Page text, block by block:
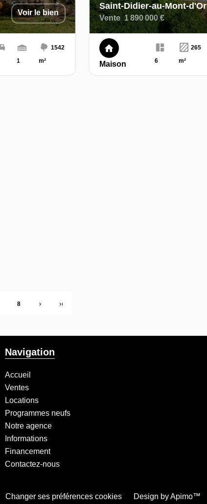
Voir le bien
1
1542
m²
Saint-Didier-au-Mont-d'Or
Vente 1 890 000 €
Maison 6
265
m²
8
Navigation
Accueil
Ventes
Locations
Programmes neufs
Notre agence
Informations
Financement
Contactez-nous
Changer ses préférences cookies Design byApimo™